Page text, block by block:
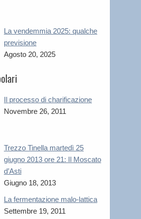
La vendemmia 2025: qualche
previsione
Agosto 20, 2025
Il processo di charificazione
Novembre 26, 2011
Trezzo Tinella martedì 25
giugno 2013 ore 21: Il Moscato
d’Asti
Giugno 18, 2013
La fermentazione malo-lattica
Settembre 19, 2011